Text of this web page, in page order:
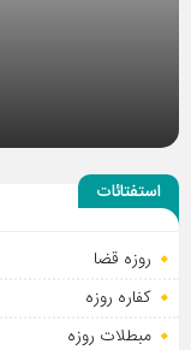
استفتائات
روزه قضا
کفاره روزه
مبطلات روزه